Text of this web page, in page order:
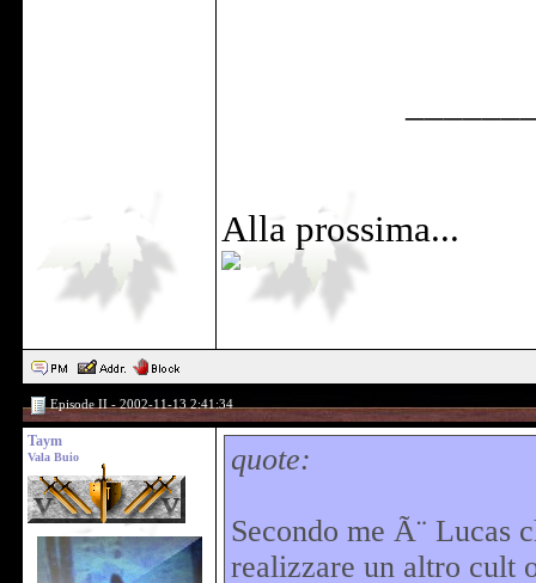
Alla prossima...
Episode II - 2002-11-13 2:41:34
Taym
Vala Buio quote:
Secondo me Ã¨ Lucas
realizzare un altro cult